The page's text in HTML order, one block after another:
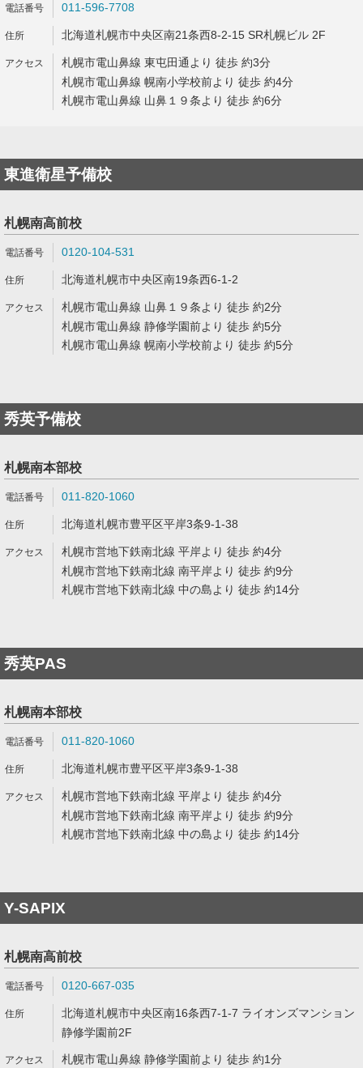
011-596-7708
北海道札幌市中央区南21条西8-2-15 SR札幌ビル 2F
札幌市電山鼻線 東屯田通より 徒歩 約3分
札幌市電山鼻線 幌南小学校前より 徒歩 約4分
札幌市電山鼻線 山鼻１９条より 徒歩 約6分
東進衛星予備校
札幌南高前校
0120-104-531
北海道札幌市中央区南19条西6-1-2
札幌市電山鼻線 山鼻１９条より 徒歩 約2分
札幌市電山鼻線 静修学園前より 徒歩 約5分
札幌市電山鼻線 幌南小学校前より 徒歩 約5分
秀英予備校
札幌南本部校
011-820-1060
北海道札幌市豊平区平岸3条9-1-38
札幌市営地下鉄南北線 平岸より 徒歩 約4分
札幌市営地下鉄南北線 南平岸より 徒歩 約9分
札幌市営地下鉄南北線 中の島より 徒歩 約14分
秀英PAS
札幌南本部校
011-820-1060
北海道札幌市豊平区平岸3条9-1-38
札幌市営地下鉄南北線 平岸より 徒歩 約4分
札幌市営地下鉄南北線 南平岸より 徒歩 約9分
札幌市営地下鉄南北線 中の島より 徒歩 約14分
Y-SAPIX
札幌南高前校
0120-667-035
北海道札幌市中央区南16条西7-1-7 ライオンズマンション
静修学園前2F
札幌市電山鼻線 静修学園前より 徒歩 約1分